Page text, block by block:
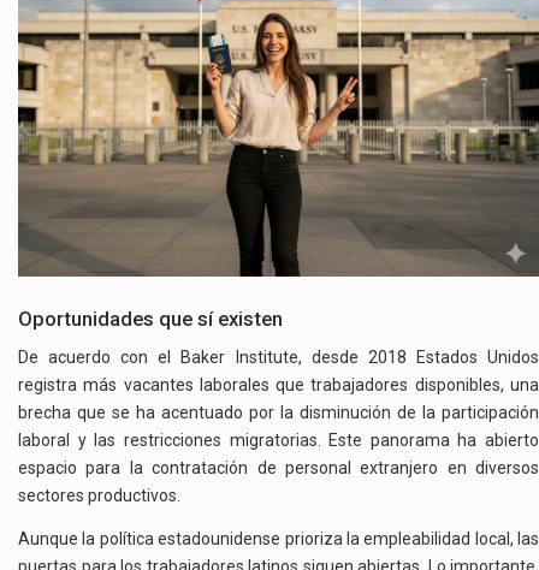
Oportunidades que sí existen
De acuerdo con el Baker Institute, desde 2018 Estados Unidos
registra más vacantes laborales que trabajadores disponibles, una
brecha que se ha acentuado por la disminución de la participación
laboral y las restricciones migratorias. Este panorama ha abierto
espacio para la contratación de personal extranjero en diversos
sectores productivos.
Aunque la política estadounidense prioriza la empleabilidad local, las
puertas para los trabajadores latinos siguen abiertas. Lo importante,